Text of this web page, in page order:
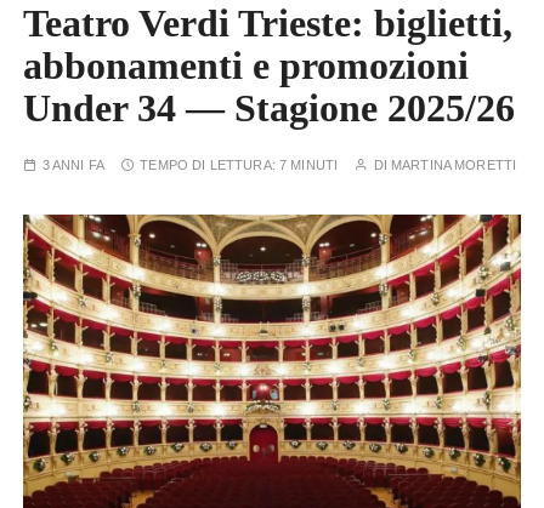
Teatro Verdi Trieste: biglietti,
abbonamenti e promozioni
Under 34 — Stagione 2025/26
3 ANNI FA TEMPO DI LETTURA:7 MINUTI DI MARTINA MORETTI